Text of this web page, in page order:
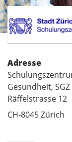
Adresse
Gesundheit,
Räffelstrasse 12
CH-8045 Zürich